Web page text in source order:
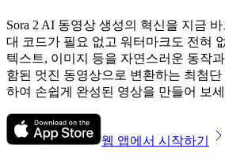
Sora 2 AI 동영상 생성의 혁신을 지금
대 코드가 필요 없고 워터마크도 전혀
텍스트, 이미지 등을 자연스러운 동작
함된 멋진 동영상으로 변환하는 최첨
하여 손쉽게 완성된 영상을 만들어 보
웹 앱에서 시작하기